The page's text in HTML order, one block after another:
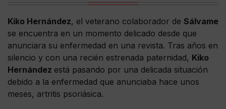
Kiko Hernández, el veterano colaborador de Sálvame
se encuentra en un momento delicado desde que
anunciara su enfermedad en una revista. Tras años en
silencio y con una recién estrenada paternidad, Kiko
Hernández está pasando por una delicada situación
debido a la enfermedad que anunciaba hace unos
meses, artritis psoriásica.